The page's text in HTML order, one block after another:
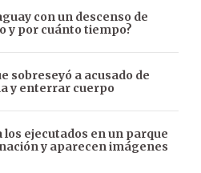
con un descenso de
y por cuánto tiempo?
sobreseyó a acusado de
y enterrar cuerpo
ejecutados en un parque
y aparecen imágenes